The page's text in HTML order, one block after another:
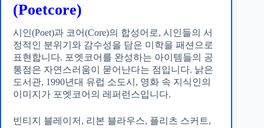
(Poetcore)
시인(Poet)과 코어(Core)의 합성어로, 시인들의 서
정적인 분위기와 감수성을 담은 미학을 패션으로
표현합니다. 포엣코어를 완성하는 아이템들의 공
통점은 자연스러움이 묻어난다는 점입니다. 낡은
도서관, 1990년대 유럽 소도시, 영화 속 지식인의
이미지가 포엣코어의 레퍼런스입니다.
빈티지 블레이저, 리본 블라우스, 플리츠 스커트,